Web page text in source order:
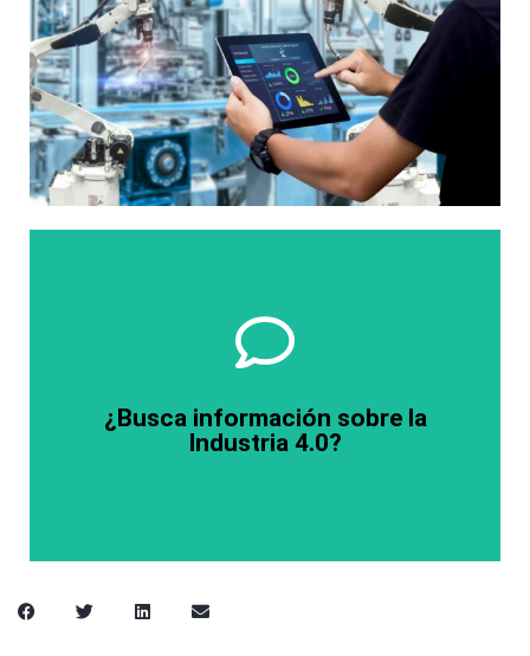
¿Busca información sobre la
Industria 4.0?
Visite nuestro canal de YouTube.
HAGA CLIC AQUÍ